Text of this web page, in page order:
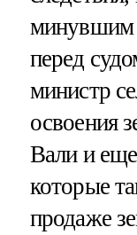
минувшим
перед
министр
освоения
Вали и
которые
продаже